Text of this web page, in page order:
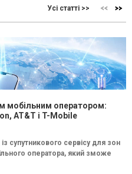
Усі статті >>
мобільним оператором:
AT&T і T-Mobile
супутникового сервісу для зон
оператора, який зможе